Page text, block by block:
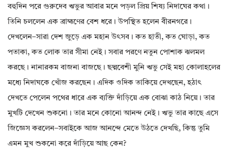
বহুদিন পরে গুরুদেব ঋভুর আবার মনে পড়ল প্রিয় শিষ্য নিদাঘের কথা।
তিনি চললেন এক ব্রাহ্মণের বেশ ধরে। উপস্থিত হলেন বীরনগরে।
দেখলেন–সারা দেশ জুড়ে এক মহান উৎসব। কত হাতী, কত ঘোড়া, কত
পতাকা, কত লোক তার সীমা নেই। সবার পরণে নতুন পোশাক ঝলমল
করছে। নানারকম বাজনা বাজছে। ছদ্মবেশী মুনি ঋভু সেই মহা কোলাহলের
মধ্যে নিদাঘকে খোঁজ করছেন। এদিক ওদিক তাকিয়ে দেখছেন, হঠাৎ
দেখতে পেলেন পথের ধারে এক ব্যক্তি দাঁড়িয়ে এক বোঝা কাঠ নিয়ে। তার
মুখটি দেখেন শুকনো। তার মনে কোনো আনন্দ নেই। ঋভু তার কাছে এসে
জিজ্ঞেস করলেন–সবাইকে আজ আনন্দে মেতে উঠতে দেখছি, কিন্তু তুমি
এমন মুখ শুকনো করে দাঁড়িয়ে আছ কেন?